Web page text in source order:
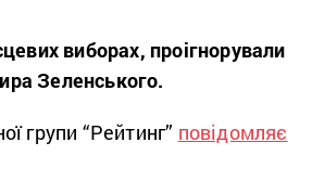
виборах, проігнорували
Зеленського.
групи “Рейтинг” повідомляє